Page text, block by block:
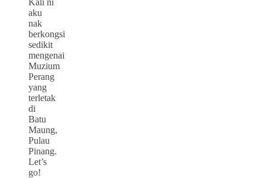
aku
nak
berkongsi
sedikit
mengenai
Muzium
Perang
yang
terletak
di
Batu
Maung,
Pulau
Pinang.
Let’s
go!